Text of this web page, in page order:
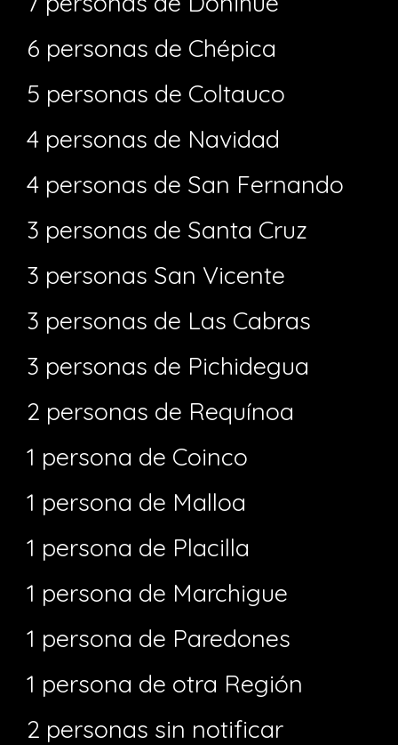
6 personas de Chépica
5 personas de Coltauco
4 personas de Navidad
4 personas de San Fernando
3 personas de Santa Cruz
3 personas San Vicente
3 personas de Las Cabras
3 personas de Pichidegua
2 personas de Requínoa
1 persona de Coinco
1 persona de Malloa
1 persona de Placilla
1 persona de Marchigue
1 persona de Paredones
1 persona de otra Región
2 personas sin notificar